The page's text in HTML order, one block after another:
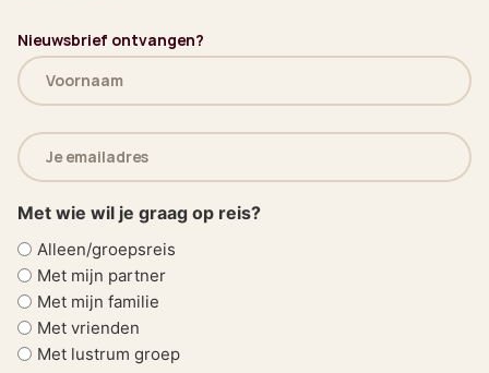
Nieuwsbrief ontvangen?
Naam
(Vereist)
E-
mailadres
(Vereist)
Met wie wil je graag op reis?
Alleen/groepsreis
Met mijn partner
Met mijn familie
Met vrienden
Met lustrum groep